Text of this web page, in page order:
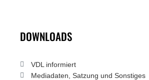
DOWNLOADS
VDL informiert
Mediadaten, Satzung und Sonstiges